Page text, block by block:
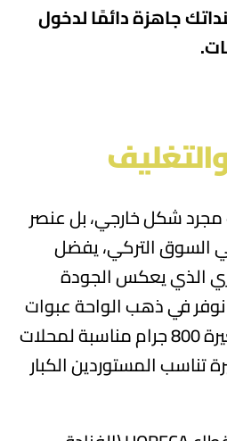
جاهزة دائمًا لدخول
مجرد شكل خارجي، بل عنصر
السوق التركي، يفضل
الذي يعكس الجودة
في ذهب الواحة عبوات
متنوعة: من عبوات صغيرة 800 جرام مناسبة لمحلات
تناسب المستوردين الكبار